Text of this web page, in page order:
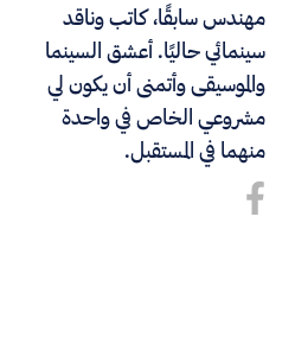
مهندس سابقًا، كاتب وناقد
سينمائي حاليًا. أعشق السينما
والموسيقى وأتمنى أن يكون لي
مشروعي الخاص في واحدة
منهما في المستقبل.